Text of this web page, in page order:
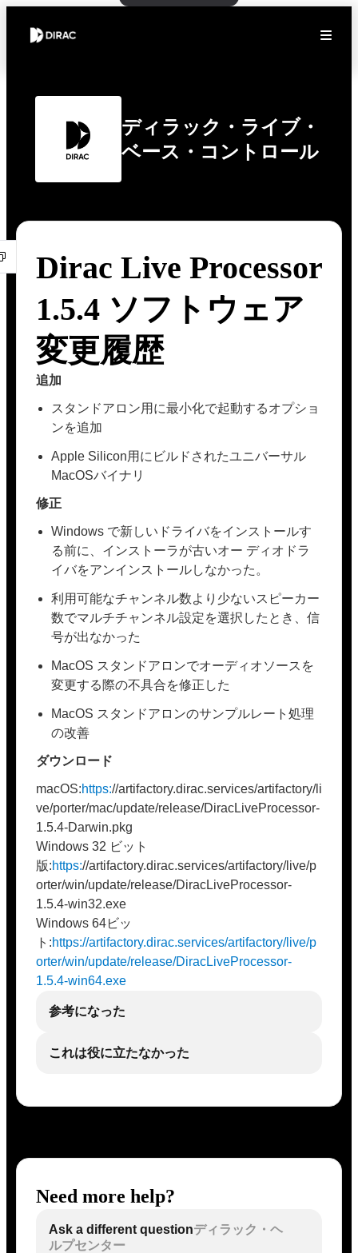
ディラック・ライブ・
ベース・コントロール
Dirac Live Processor
1.5.4 ソフトウェア
変更履歴
追加
スタンドアロン用に最小化で起動するオプショ
ンを追加
Apple Silicon用にビルドされたユニバーサル
MacOSバイナリ
修正
Windows で新しいドライバをインストールす
る前に、インストーラが古いオー ディオドラ
イバをアンインストールしなかった。
利用可能なチャンネル数より少ないスピーカー
数でマルチチャンネル設定を選択したとき、信
号が出なかった
MacOS スタンドアロンでオーディオソースを
変更する際の不具合を修正した
MacOS スタンドアロンのサンプルレート処理
の改善
ダウンロード
macOS:https://artifactory.dirac.services/artifactory/li
ve/porter/mac/update/release/DiracLiveProcessor-
1.5.4-Darwin.pkg
Windows 32 ビット
版:https://artifactory.dirac.services/artifactory/live/p
orter/win/update/release/DiracLiveProcessor-
1.5.4-win32.exe
Windows 64ビッ
ト:https://artifactory.dirac.services/artifactory/live/p
orter/win/update/release/DiracLiveProcessor-
1.5.4-win64.exe
参考になった
これは役に立たなかった
Need more help?
Ask a different questionディラック・ヘ
ルプセンター